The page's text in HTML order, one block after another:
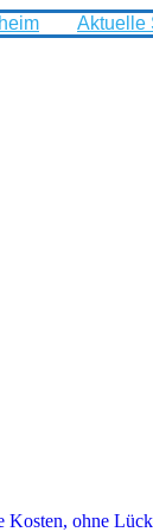
Aktuelle